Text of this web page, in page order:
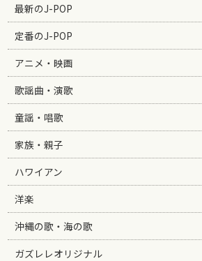
最新のJ-POP
定番のJ-POP
アニメ・映画
歌謡曲・演歌
童謡・唱歌
家族・親子
ハワイアン
洋楽
沖縄の歌・海の歌
ガズレレオリジナル